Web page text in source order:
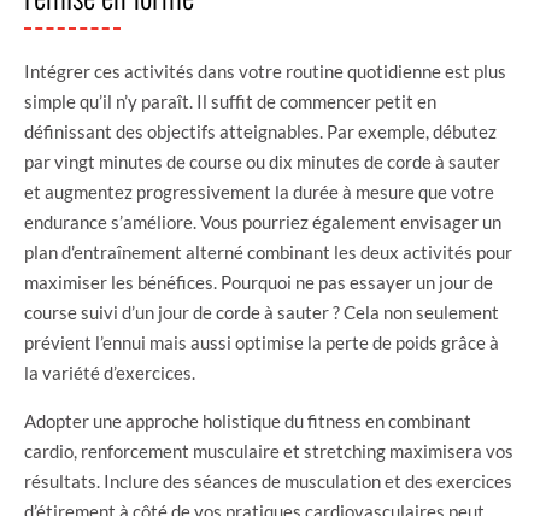
Intégrer ces activités dans votre routine quotidienne est plus
simple qu’il n’y paraît. Il suffit de commencer petit en
définissant des objectifs atteignables. Par exemple, débutez
par vingt minutes de course ou dix minutes de corde à sauter
et augmentez progressivement la durée à mesure que votre
endurance s’améliore. Vous pourriez également envisager un
plan d’entraînement alterné combinant les deux activités pour
maximiser les bénéfices. Pourquoi ne pas essayer un jour de
course suivi d’un jour de corde à sauter ? Cela non seulement
prévient l’ennui mais aussi optimise la perte de poids grâce à
la variété d’exercices.
Adopter une approche holistique du fitness en combinant
cardio, renforcement musculaire et stretching maximisera vos
résultats. Inclure des séances de musculation et des exercices
d’étirement à côté de vos pratiques cardiovasculaires peut